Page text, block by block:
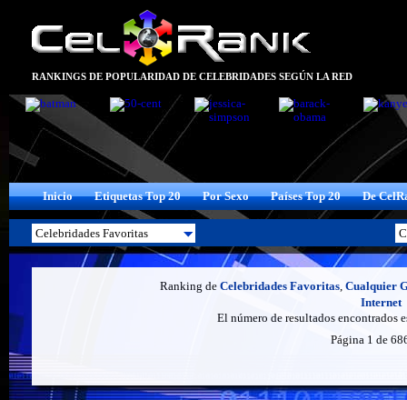
RANKINGS DE POPULARIDAD DE CELEBRIDADES SEGÚN LA RED
Inicio Etiquetas Top 20 Por Sexo Países Top 20 De
Ranking de Celebridades Favoritas, Cualquier
Internet
El número de resultados encontrados
Página 1 de